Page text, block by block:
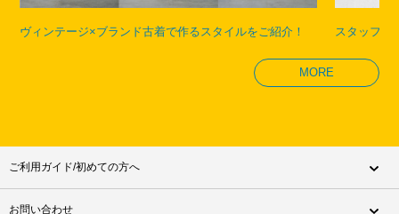
ヴィンテージ×ブランド古着で作るスタイルをご紹介！ スタッフが
MORE
ご利用ガイド/初めての方へ
お問い合わせ